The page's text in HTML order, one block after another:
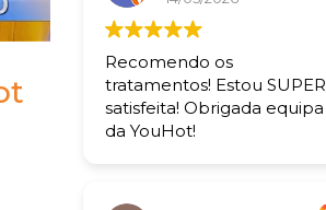
Recomendo os
tratamentos! Estou SUPER
satisfeita! Obrigada equipa
da YouHot!